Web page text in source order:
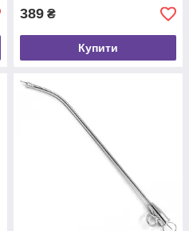
389 ₴
Купити